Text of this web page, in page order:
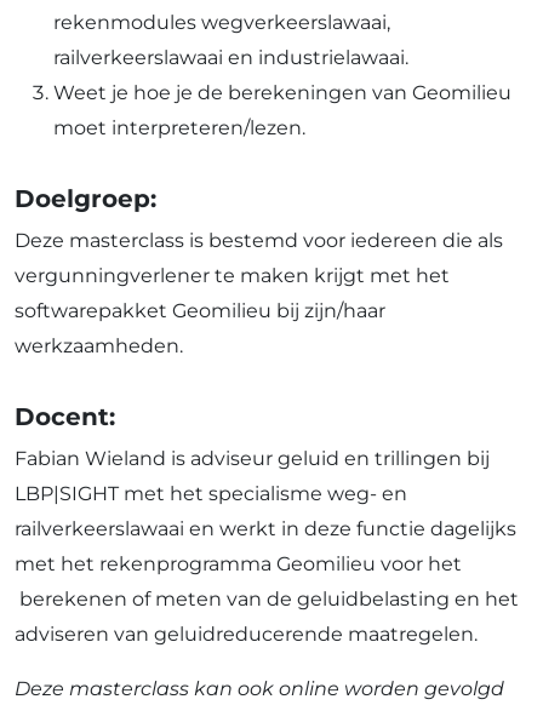
rekenmodules wegverkeerslawaai,
railverkeerslawaai en industrielawaai.
Weet je hoe je de berekeningen van Geomilieu
moet interpreteren/lezen.
Doelgroep:
Deze masterclass is bestemd voor iedereen die als
vergunningverlener te maken krijgt met het
softwarepakket Geomilieu bij zijn/haar
werkzaamheden.
Docent:
Fabian Wieland is adviseur geluid en trillingen bij
LBP|SIGHT met het specialisme weg- en
railverkeerslawaai en werkt in deze functie dagelijks
met het rekenprogramma Geomilieu voor het
berekenen of meten van de geluidbelasting en het
adviseren van geluidreducerende maatregelen.
Deze masterclass kan ook online worden gevolgd